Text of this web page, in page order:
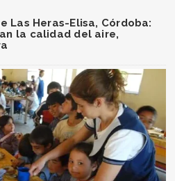
Las Heras-Elisa, Córdoba:
la calidad del aire,